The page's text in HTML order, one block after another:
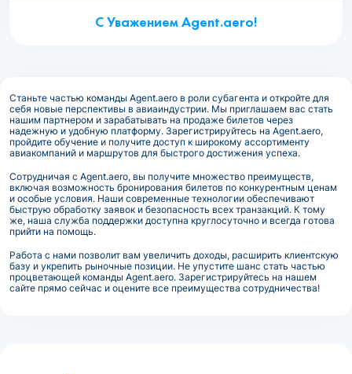
С Уважением Agent.aero!
Станьте частью команды Agent.aero в роли субагента и откройте для
себя новые перспективы в авиаиндустрии. Мы приглашаем вас стать
нашим партнером и зарабатывать на продаже билетов через
надежную и удобную платформу. Зарегистрируйтесь на Agent.aero,
пройдите обучение и получите доступ к широкому ассортименту
авиакомпаний и маршрутов для быстрого достижения успеха.
Сотрудничая с Agent.aero, вы получите множество преимуществ,
включая возможность бронирования билетов по конкурентным ценам
и особые условия. Наши современные технологии обеспечивают
быструю обработку заявок и безопасность всех транзакций. К тому
же, наша служба поддержки доступна круглосуточно и всегда готова
прийти на помощь.
Работа с нами позволит вам увеличить доходы, расширить клиентскую
базу и укрепить рыночные позиции. Не упустите шанс стать частью
процветающей команды Agent.aero. Зарегистрируйтесь на нашем
сайте прямо сейчас и оцените все преимущества сотрудничества!